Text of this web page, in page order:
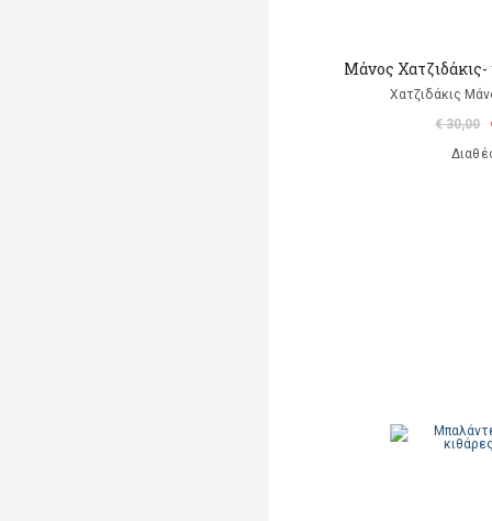
Μάνος
Χατζιδάκις
€ 30,00